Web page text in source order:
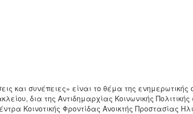
και συνέπειες» είναι το θέμα της ενημερωτικής
δια της Αντιδημαρχίας Κοινωνικής
Κοινοτικής Φροντίδας Ανοικτής Προστασίας